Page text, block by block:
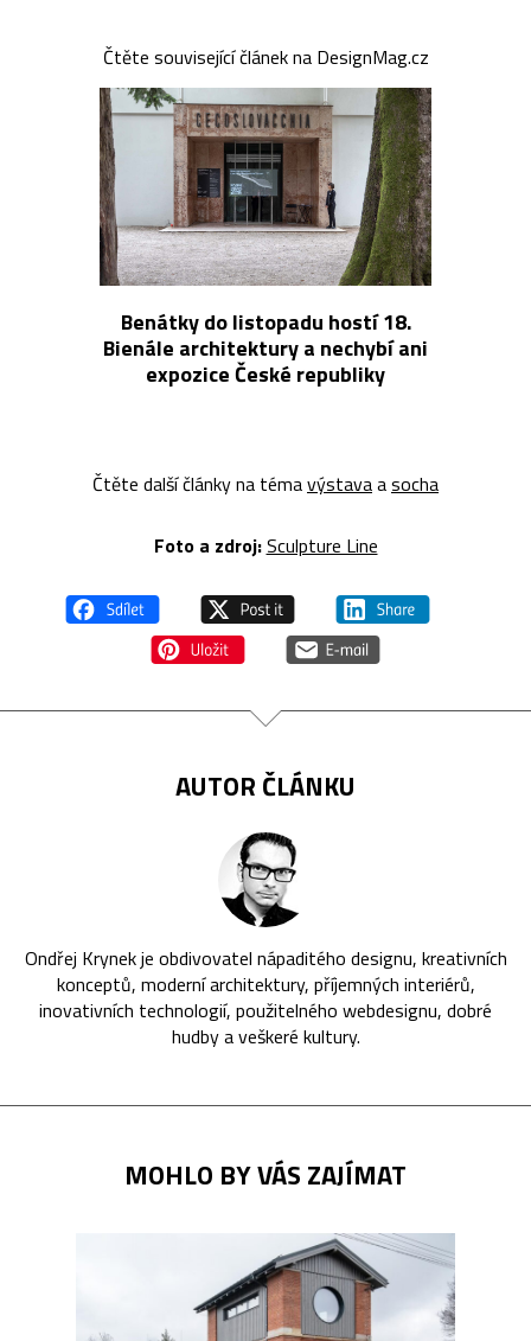
Čtěte související článek na DesignMag.cz
Benátky do listopadu hostí 18.
Bienále architektury a nechybí ani
expozice České republiky
Čtěte další články na témavýstavaasocha
Foto a zdroj:Sculpture Line
AUTOR ČLÁNKU
Ondřej Krynek je obdivovatel nápaditého designu, kreativních
konceptů, moderní architektury, příjemných interiérů,
inovativních technologií, použitelného webdesignu, dobré
hudby a veškeré kultury.
MOHLO BY VÁS ZAJÍMAT